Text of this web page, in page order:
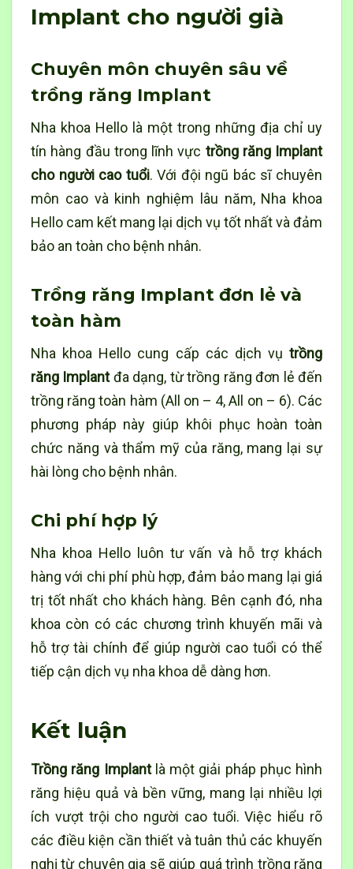
Implant cho người già
Chuyên môn chuyên sâu về
trồng răng Implant
Nha khoa Hello là một trong những địa chỉ uy
tín hàng đầu trong lĩnh vực trồng răng Implant
cho người cao tuổi. Với đội ngũ bác sĩ chuyên
môn cao và kinh nghiệm lâu năm, Nha khoa
Hello cam kết mang lại dịch vụ tốt nhất và đảm
bảo an toàn cho bệnh nhân.
Trồng răng Implant đơn lẻ và
toàn hàm
Nha khoa Hello cung cấp các dịch vụ trồng
răng Implantđa dạng, từ trồng răng đơn lẻ đến
trồng răng toàn hàm (All on – 4, All on – 6). Các
phương pháp này giúp khôi phục hoàn toàn
chức năng và thẩm mỹ của răng, mang lại sự
hài lòng cho bệnh nhân.
Chi phí hợp lý
Nha khoa Hello luôn tư vấn và hỗ trợ khách
hàng với chi phí phù hợp, đảm bảo mang lại giá
trị tốt nhất cho khách hàng. Bên cạnh đó, nha
khoa còn có các chương trình khuyến mãi và
hỗ trợ tài chính để giúp người cao tuổi có thể
tiếp cận dịch vụ nha khoa dễ dàng hơn.
Kết luận
Trồng răng Implantlà một giải pháp phục hình
răng hiệu quả và bền vững, mang lại nhiều lợi
ích vượt trội cho người cao tuổi. Việc hiểu rõ
các điều kiện cần thiết và tuân thủ các khuyến
nghị từ chuyên gia sẽ giúp quá trình trồng răng